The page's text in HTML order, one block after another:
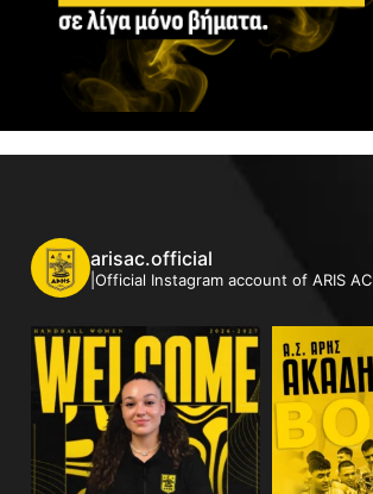
arisac.official
|Official Instagram account of ARIS AC|